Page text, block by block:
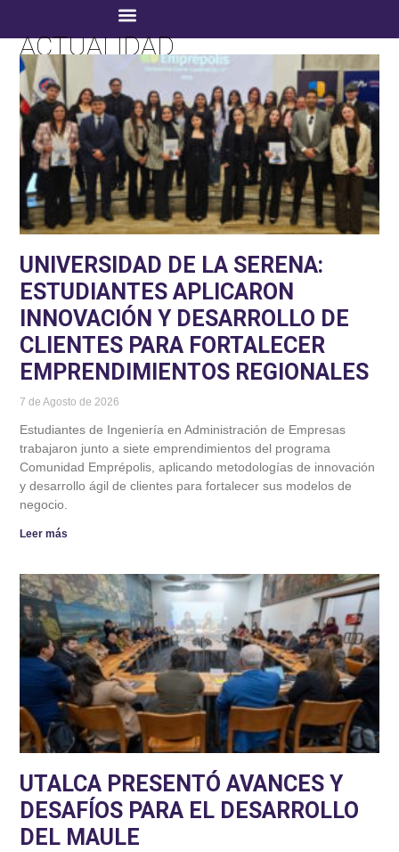
ACTUALIDAD
UNIVERSIDAD DE LA SERENA:
ESTUDIANTES APLICARON
INNOVACIÓN Y DESARROLLO DE
CLIENTES PARA FORTALECER
EMPRENDIMIENTOS REGIONALES
7 de Agosto de 2026
Estudiantes de Ingeniería en Administración de Empresas
trabajaron junto a siete emprendimientos del programa
Comunidad Emprépolis, aplicando metodologías de innovación
y desarrollo ágil de clientes para fortalecer sus modelos de
negocio.
Leer más
UTALCA PRESENTÓ AVANCES Y
DESAFÍOS PARA EL DESARROLLO
DEL MAULE